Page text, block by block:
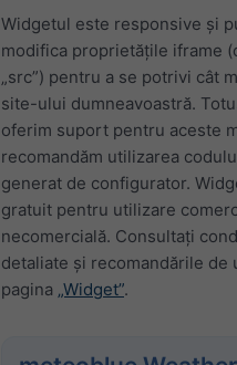
Widgetul este responsive și
modifica proprietățile iframe
„src”) pentru a se potrivi cât
site-ului dumneavoastră.
oferim suport pentru aceste
recomandăm utilizarea
generat de configurator.
gratuit pentru utilizare
necomercială. Consultați
detaliate și recomandările de
pagina „Widget”.